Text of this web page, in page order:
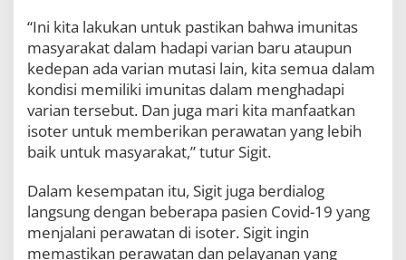
“Ini kita lakukan untuk pastikan bahwa imunitas
masyarakat dalam hadapi varian baru ataupun
kedepan ada varian mutasi lain, kita semua dalam
kondisi memiliki imunitas dalam menghadapi
varian tersebut. Dan juga mari kita manfaatkan
isoter untuk memberikan perawatan yang lebih
baik untuk masyarakat,” tutur Sigit.
Dalam kesempatan itu, Sigit juga berdialog
langsung dengan beberapa pasien Covid-19 yang
menjalani perawatan di isoter. Sigit ingin
memastikan perawatan dan pelayanan yang